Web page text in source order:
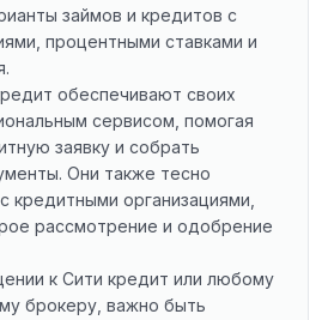
займов и кредитов с
процентными ставками и
обеспечивают своих
сервисом, помогая
заявку и собрать
Они также тесно
кредитными организациями,
рассмотрение и одобрение
к Сити кредит или любому
брокеру, важно быть